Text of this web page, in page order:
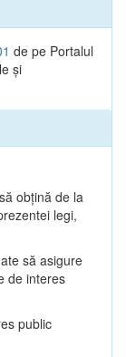
de pe Portalul
și
obţină de la
legi,
să asigure
de interes
public